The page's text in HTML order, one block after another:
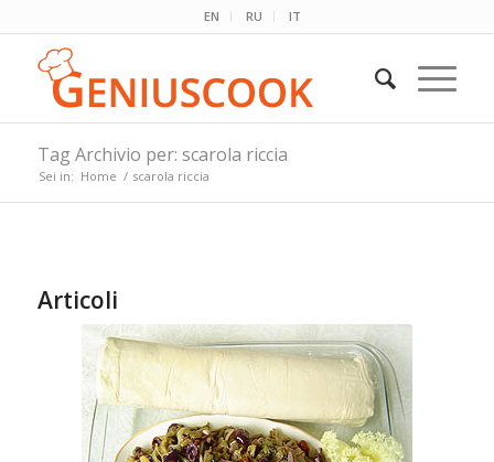
EN RU IT
Tag Archivio per: scarola riccia
Sei in: Home / scarola riccia
Articoli